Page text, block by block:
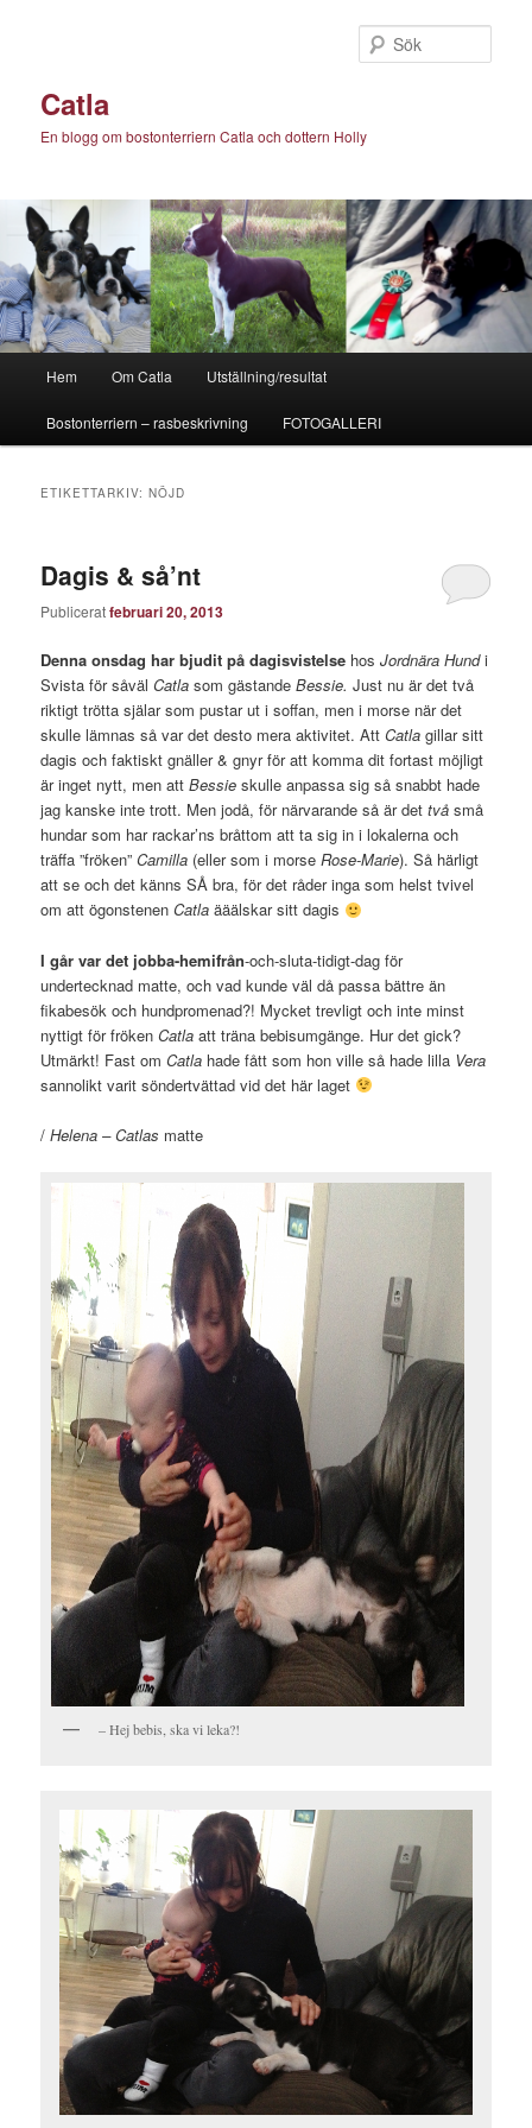
Catla
En blogg om bostonterriern Catla och dottern Holly
Hem Om Catla Utställning/resultat
Bostonterriern – rasbeskrivning FOTOGALLERI
ETIKETTARKIV:NÖJD
Dagis & så’nt
Publiceratfebruari 20, 2013
Denna onsdag har bjudit på dagisvistelse hosJordnära Hund i
Svista för såvälCatla som gästandeBessie.Just nu är det två
riktigt trötta själar som pustar ut i soffan, men i morse när det
skulle lämnas så var det desto mera aktivitet. AttCatla gillar sitt
dagis och faktiskt gnäller & gnyr för att komma dit fortast möjligt
är inget nytt, men attBessie skulle anpassa sig så snabbt hade
jag kanske inte trott. Men jodå, för närvarande så är dettvå små
hundar som har rackar’ns bråttom att ta sig in i lokalerna och
träffa ”fröken”Camilla (eller som i morse Rose-Marie). Så härligt
att se och det känns SÅ bra, för det råder inga som helst tvivel
om att ögonstenenCatlaääälskar sitt dagis
I går var det jobba-hemifrån-och-sluta-tidigt-dag för
undertecknad matte, och vad kunde väl då passa bättre än
fikabesök och hundpromenad?! Mycket trevligt och inte minst
nyttigt för frökenCatla att träna bebisumgänge. Hur det gick?
Utmärkt! Fast omCatla hade fått som hon ville så hade lilla Vera
sannolikt varit söndertvättad vid det här laget
/Helena – Catlas matte
– Hej bebis, ska vi leka?!